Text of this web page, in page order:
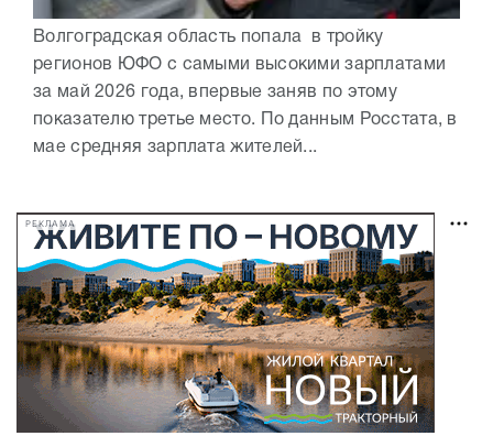
Волгоградская область попала в тройку
регионов ЮФО с самыми высокими зарплатами
за май 2026 года, впервые заняв по этому
показателю третье место. По данным Росстата, в
мае средняя зарплата жителей...
РЕКЛАМА